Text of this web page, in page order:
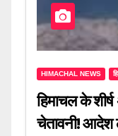
HIMACHAL NEWS
हिमाचल के शीर्ष
चेतावनी! आदेश